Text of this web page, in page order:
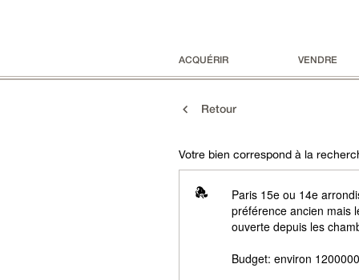
ACQUÉRIR VENDRE
Retour
Votre bien correspond à la
Paris 15e ou 14e
préférence ancien mais
ouverte depuis les
Budget: environ